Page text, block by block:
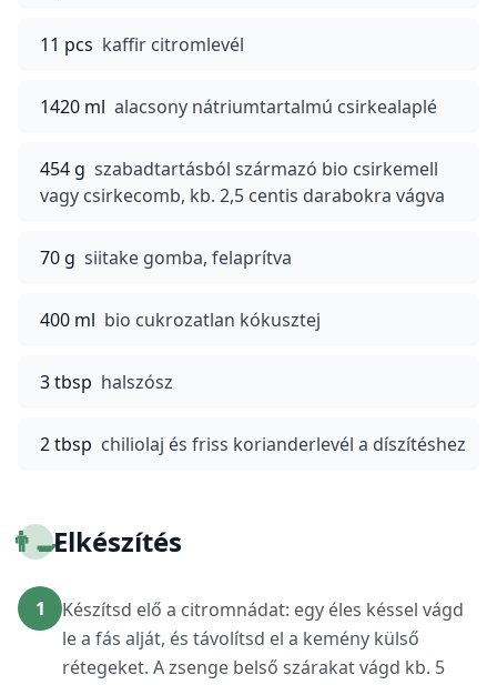
11 pcs kaffir citromlevél
1420 ml alacsony nátriumtartalmú csirkealaplé
454 g szabadtartásból származó bio csirkemell
vagy csirkecomb, kb. 2,5 centis darabokra vágva
70 g siitake gomba, felaprítva
400 ml bio cukrozatlan kókusztej
3 tbsp halszósz
2 tbsp chiliolaj és friss korianderlevél a díszítéshez
👨‍🍳Elkészítés
1
Készítsd elő a citromnádat: egy éles késsel vágd
le a fás alját, és távolítsd el a kemény külső
rétegeket. A zsenge belső szárakat vágd kb. 5